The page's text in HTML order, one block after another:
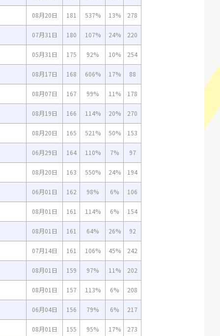
08月20日 181 537% 13% 278
07月31日 180 107% 24% 220
05月31日 175 92% 10% 254
08月17日 168 606% 17% 88
08月07日 167 99% 11% 178
08月19日 166 114% 20% 270
08月20日 165 521% 50% 153
06月29日 164 110% 7% 97
08月20日 163 550% 24% 194
06月01日 162 98% 6% 106
08月01日 161 114% 6% 154
08月01日 161 64% 26% 92
07月14日 161 106% 45% 242
08月01日 159 97% 11% 202
08月01日 157 113% 6% 208
06月04日 156 79% 6% 217
08月01日 155 95% 17% 273